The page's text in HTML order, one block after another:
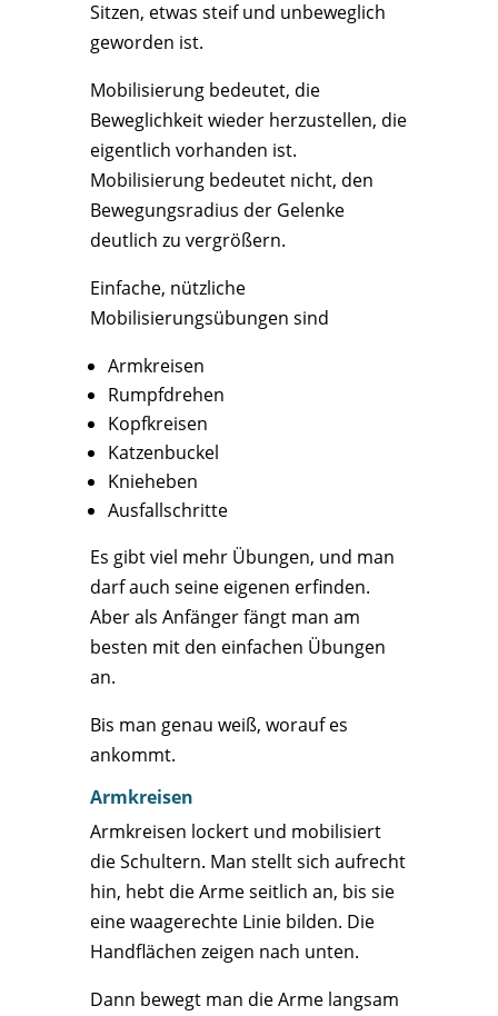
Sitzen, etwas steif und unbeweglich
geworden ist.
Mobilisierung bedeutet, die
Beweglichkeit wieder herzustellen, die
eigentlich vorhanden ist.
Mobilisierung bedeutet nicht, den
Bewegungsradius der Gelenke
deutlich zu vergrößern.
Einfache, nützliche
Mobilisierungsübungen sind
Armkreisen
Rumpfdrehen
Kopfkreisen
Katzenbuckel
Knieheben
Ausfallschritte
Es gibt viel mehr Übungen, und man
darf auch seine eigenen erfinden.
Aber als Anfänger fängt man am
besten mit den einfachen Übungen
an.
Bis man genau weiß, worauf es
ankommt.
Armkreisen
Armkreisen lockert und mobilisiert
die Schultern. Man stellt sich aufrecht
hin, hebt die Arme seitlich an, bis sie
eine waagerechte Linie bilden. Die
Handflächen zeigen nach unten.
Dann bewegt man die Arme langsam